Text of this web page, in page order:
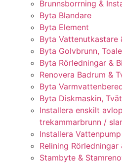
Brunnsborrning &
Byta Blandare
Byta Element
Byta Vattenutkastare
Byta Golvbrunn,
Byta Rörledningar &
Renovera Badrum &
Byta
Byta Diskmaskin,
Installera enskilt
trekammarbrunn /
Installera
Relining
Stambyte &